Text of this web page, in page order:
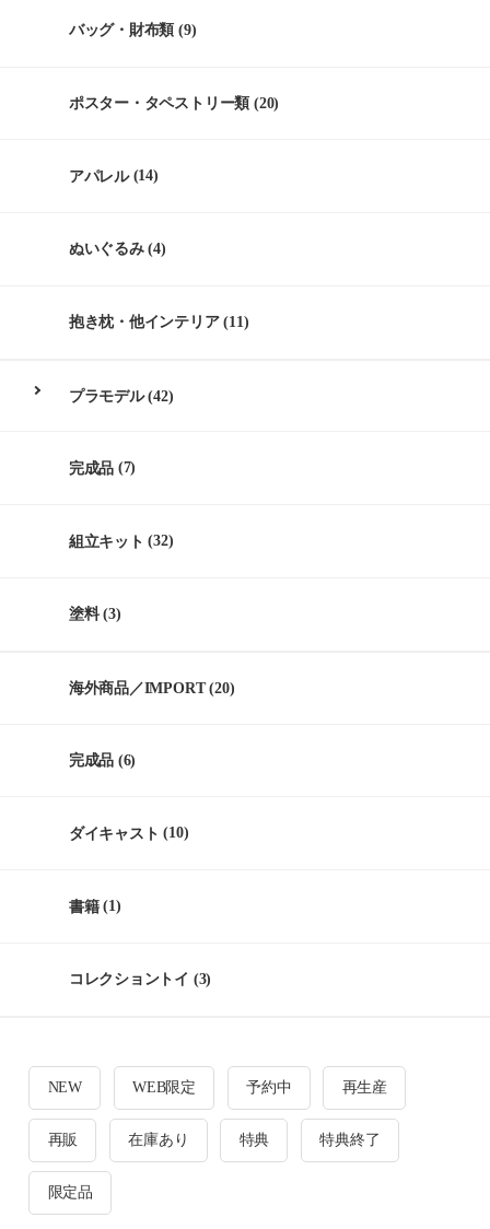
バッグ・財布類 (9)
ポスター・タペストリー類 (20)
アパレル(14)
ぬいぐるみ(4)
抱き枕・他インテリア(11)
プラモデル(42)
完成品 (7)
組立キット (32)
塗料(3)
海外商品／IMPORT(20)
完成品 (6)
ダイキャスト (10)
書籍(1)
コレクショントイ (3)
NEW WEB限定 予約中 再生産
再販 在庫あり 特典 特典終了
限定品